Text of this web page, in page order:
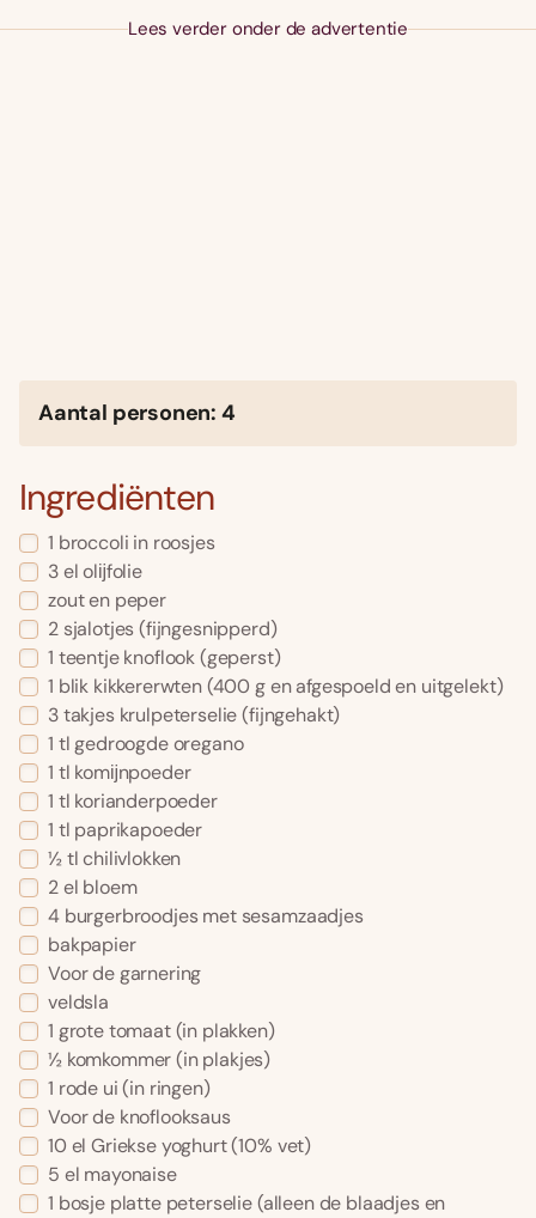
Lees verder onder de advertentie
Aantal personen: 4
Ingrediënten
1 broccoli in roosjes
3 el olĳfolie
zout en peper
2 sjalotjes (fijngesnipperd)
1 teentje knoflook (geperst)
1 blik kikkererwten (400 g en afgespoeld en uitgelekt)
3 takjes krulpeterselie (fijngehakt)
1 tl gedroogde oregano
1 tl komĳnpoeder
1 tl korianderpoeder
1 tl paprikapoeder
½ tl chilivlokken
2 el bloem
4 burgerbroodjes met sesamzaadjes
bakpapier
Voor de garnering
veldsla
1 grote tomaat (in plakken)
½ komkommer (in plakjes)
1 rode ui (in ringen)
Voor de knoflooksaus
10 el Griekse yoghurt (10% vet)
5 el mayonaise
1 bosje platte peterselie (alleen de blaadjes en